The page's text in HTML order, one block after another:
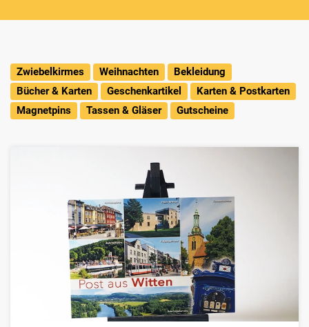
Zwiebelkirmes Weihnachten
Bekleidung
Bücher & Karten
Geschenkartikel
Karten & Postkarten
Magnetpins
Tassen & Gläser Gutscheine